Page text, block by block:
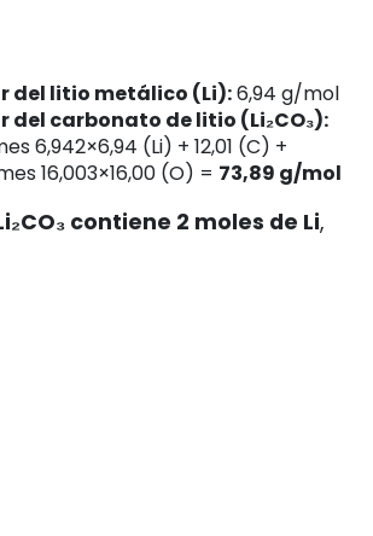
del litio metálico (Li):6,94 g/mol
del carbonato de litio (Li₂CO₃):
6,942×6,94 (Li) + 12,01 (C) +
16,003×16,00 (O) = 73,89 g/mol
contiene 2 moles de Li,